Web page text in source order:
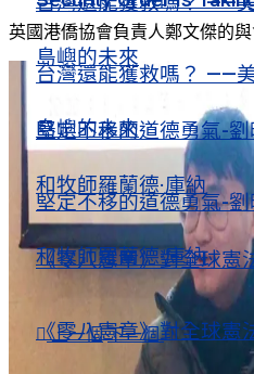
島嶼的未來
堅定不移的道德勇氣-
和牧師羅蘭德·庫納
《零八憲章》對全球憲
上一個 下一個
台灣還能獲救嗎？ ——
島嶼的未來
堅定不移的道德勇氣-
和牧師羅蘭德·庫納
《零八憲章》對全球憲
英國港僑協會負責人鄭文傑的